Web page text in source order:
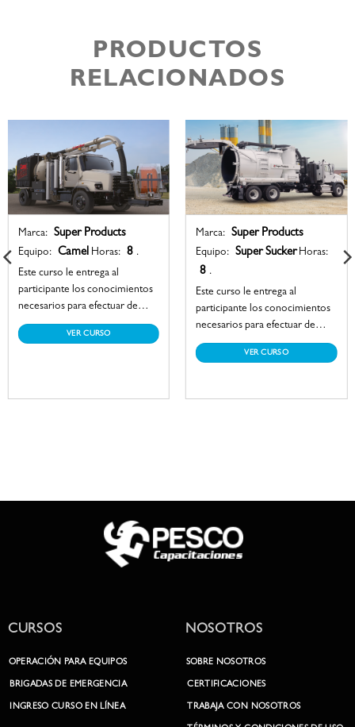
PRODUCTOS
RELACIONADOS
Marca: Super Products
Equipo: CamelHoras: 8 .
Este curso le entrega al
participante los conocimientos
necesarios para efectuar de
manera segura la operación de
un equipo limpiador de
VER CURSO
Marca: Super Products
Equipo: Super SuckerHoras:
8 .
Este curso le entrega al
participante los conocimientos
necesarios para efectuar de
manera segura la operación de
un equipo cargador por vacío,
VER CURSO
CURSOS
OPERACIÓN PARA EQUIPOS
BRIGADAS DE EMERGENCIA
INGRESO CURSO EN LÍNEA
NOSOTROS
SOBRE NOSOTROS
CERTIFICACIONES
TRABAJA CON NOSOTROS